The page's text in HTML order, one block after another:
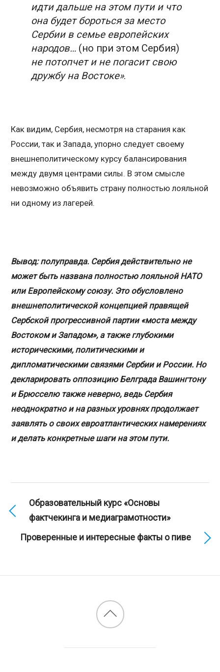
идти дальше на этом пути и что
она будет бороться за место
Сербии в семье европейских
народов…(но при этом Сербия)
не потопчет и не погасит свою
дружбу на Востоке».
Как видим, Сербия, несмотря на старания как
России, так и Запада, упорно следует своему
внешнеполитическому курсу балансирования
между двумя центрами силы. В этом смысле
невозможно объявить страну полностью лояльной
ни одному из лагерей.
Вывод: полуправда. Сербия действительно не
может быть названа полностью лояльной НАТО
или Европейскому союзу. Это обусловлено
внешнеполитической концепцией правящей
Сербской прогрессивной партии «моста между
Востоком и Западом», а также глубокими
историческими, политическими и
дипломатическими связями Сербии и России. Но
декларировать оппозицию Белграда Вашингтону
и Брюсселю также неверно, ведь Сербия
неоднократно и на разных уровнях продолжает
заявлять о своих евроатлантических намерениях
и делать конкретные шаги на этом пути.
Образовательный курс «Основы
фактчекинга и медиаграмотности»
Проверенные и интересные факты о пиве